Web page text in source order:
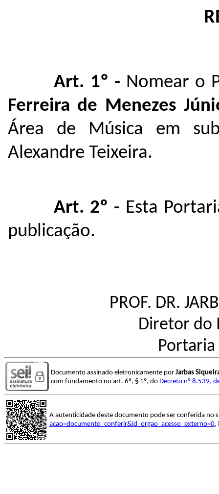
Art. 1º - Nomear o
Ferreira de Menezes
Área de Música em
Alexandre Teixeira.
Art. 2º - Esta
publicação.
PROF. DR.
Diretor do
Documento assinado eletronicamente por Jarbas
com fundamento no art. 6º, § 1º, do Decreto nº 8.539,
A autenticidade deste documento pode ser conferida no
acao=documento_conferir&id_orgao_acesso_externo=0,